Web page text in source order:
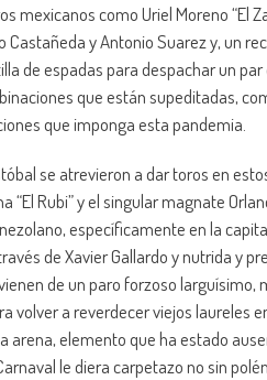
mexicanos como Uriel Moreno “El
Castañeda y Antonio Suarez y, un
de espadas para despachar un
que están supeditadas,
que imponga esta pandemia.
se atrevieron a dar toros en
“El Rubi” y el singular magnate
específicamente en la
de Xavier Gallardo y nutrida y
de un paro forzoso
volver a reverdecer viejos laureles
arena, elemento que ha estado
le diera carpetazo no sin